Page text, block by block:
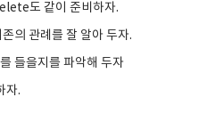
도 같이 준비하자.
의 관례를 잘 알아 두자.
들을지를 파악해 두자
자.